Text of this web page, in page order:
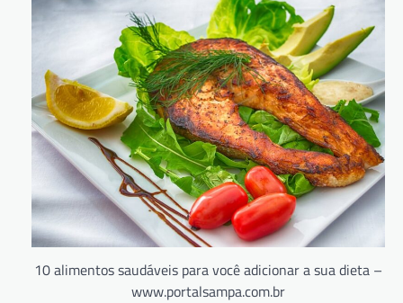
10 alimentos saudáveis para você adicionar a sua dieta –
www.portalsampa.com.br